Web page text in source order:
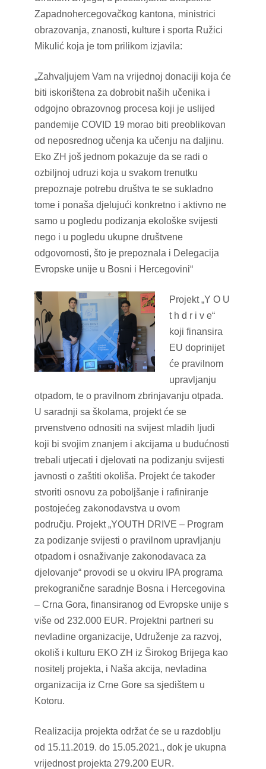
Zapadnohercegovačkog kantona, ministrici
obrazovanja, znanosti, kulture i sporta Ružici
Mikulić koja je tom prilikom izjavila:
„Zahvaljujem Vam na vrijednoj donaciji koja će
biti iskorištena za dobrobit naših učenika i
odgojno obrazovnog procesa koji je uslijed
pandemije COVID 19 morao biti preoblikovan
od neposrednog učenja ka učenju na daljinu.
Eko ZH još jednom pokazuje da se radi o
ozbiljnoj udruzi koja u svakom trenutku
prepoznaje potrebu društva te se sukladno
tome i ponaša djelujući konkretno i aktivno ne
samo u pogledu podizanja ekološke svijesti
nego i u pogledu ukupne društvene
odgovornosti, što je prepoznala i Delegacija
Evropske unije u Bosni i Hercegovini“
Projekt „Y O U
t h d r i v e“
koji finansira
EU doprinijet
će pravilnom
upravljanju
otpadom, te o pravilnom zbrinjavanju otpada.
U saradnji sa školama, projekt će se
prvenstveno odnositi na svijest mladih ljudi
koji bi svojim znanjem i akcijama u budućnosti
trebali utjecati i djelovati na podizanju svijesti
javnosti o zaštiti okoliša. Projekt će također
stvoriti osnovu za poboljšanje i rafiniranje
postojećeg zakonodavstva u ovom
području. Projekt „YOUTH DRIVE – Program
za podizanje svijesti o pravilnom upravljanju
otpadom i osnaživanje zakonodavaca za
djelovanje“ provodi se u okviru IPA programa
prekogranične saradnje Bosna i Hercegovina
– Crna Gora, finansiranog od Evropske unije s
više od 232.000 EUR. Projektni partneri su
nevladine organizacije, Udruženje za razvoj,
okoliš i kulturu EKO ZH iz Širokog Brijega kao
nositelj projekta, i Naša akcija, nevladina
organizacija iz Crne Gore sa sjedištem u
Kotoru.
Realizacija projekta održat će se u razdoblju
od 15.11.2019. do 15.05.2021., dok je ukupna
vrijednost projekta 279.200 EUR.